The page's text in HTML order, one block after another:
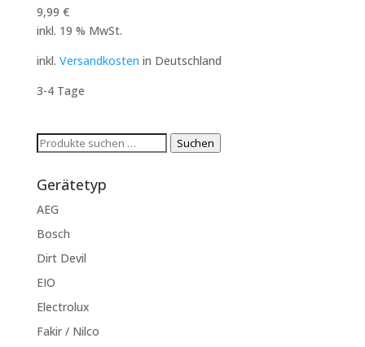
9,99 €
inkl. 19 % MwSt.
inkl. Versandkosten in Deutschland
3-4 Tage
Suchen
Suchen
Gerätetyp
AEG
Bosch
Dirt Devil
EIO
Electrolux
Fakir / Nilco